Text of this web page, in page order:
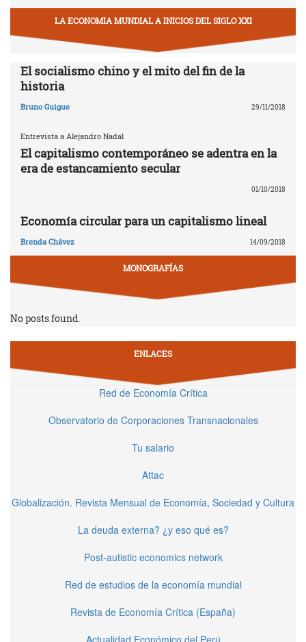
LA ECONOMIA MUNDIAL A INICIOS DEL SIGLO XXI
El socialismo chino y el mito del fin de la
historia
Bruno Guigue 29/11/2018
Entrevista a Alejandro Nadal
El capitalismo contemporáneo se adentra en la
era de estancamiento secular
01/10/2018
Economía circular para un capitalismo lineal
Brenda Chávez 14/09/2018
MONOGRAFÍAS
No posts found.
ENLACES
Red de Economía Crítica
Observatorio de Corporaciones Transnacionales
Tu salario
Attac
Globalización. Revista Mensual de Economía, Sociedad y Cultura
La deuda externa? ¿y eso qué es?
Post-autistic economics network
Red de estudios de la economía mundial
Revista de Economía Crítica (España)